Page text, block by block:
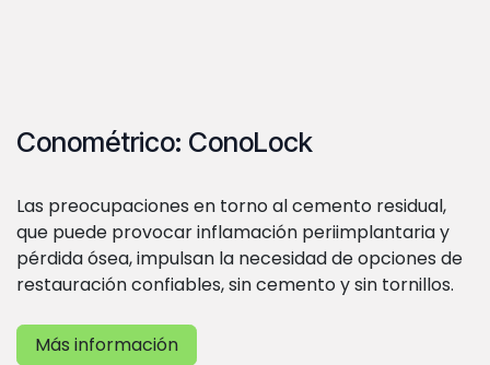
Conométrico: ConoLock
Las preocupaciones en torno al cemento residual,
que puede provocar inflamación periimplantaria y
pérdida ósea, impulsan la necesidad de opciones de
restauración confiables, sin cemento y sin tornillos.
Más información